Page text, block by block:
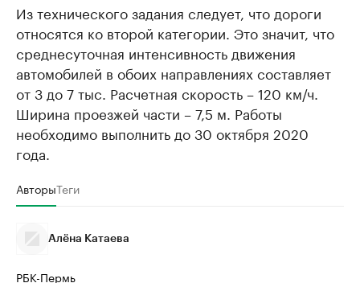
Из технического задания следует, что дороги
относятся ко второй категории. Это значит, что
среднесуточная интенсивность движения
автомобилей в обоих направлениях составляет
от 3 до 7 тыс. Расчетная скорость – 120 км/ч.
Ширина проезжей части – 7,5 м. Работы
необходимо выполнить до 30 октября 2020
года.
АвторыТеги
Алёна Катаева
РБК-Пермь